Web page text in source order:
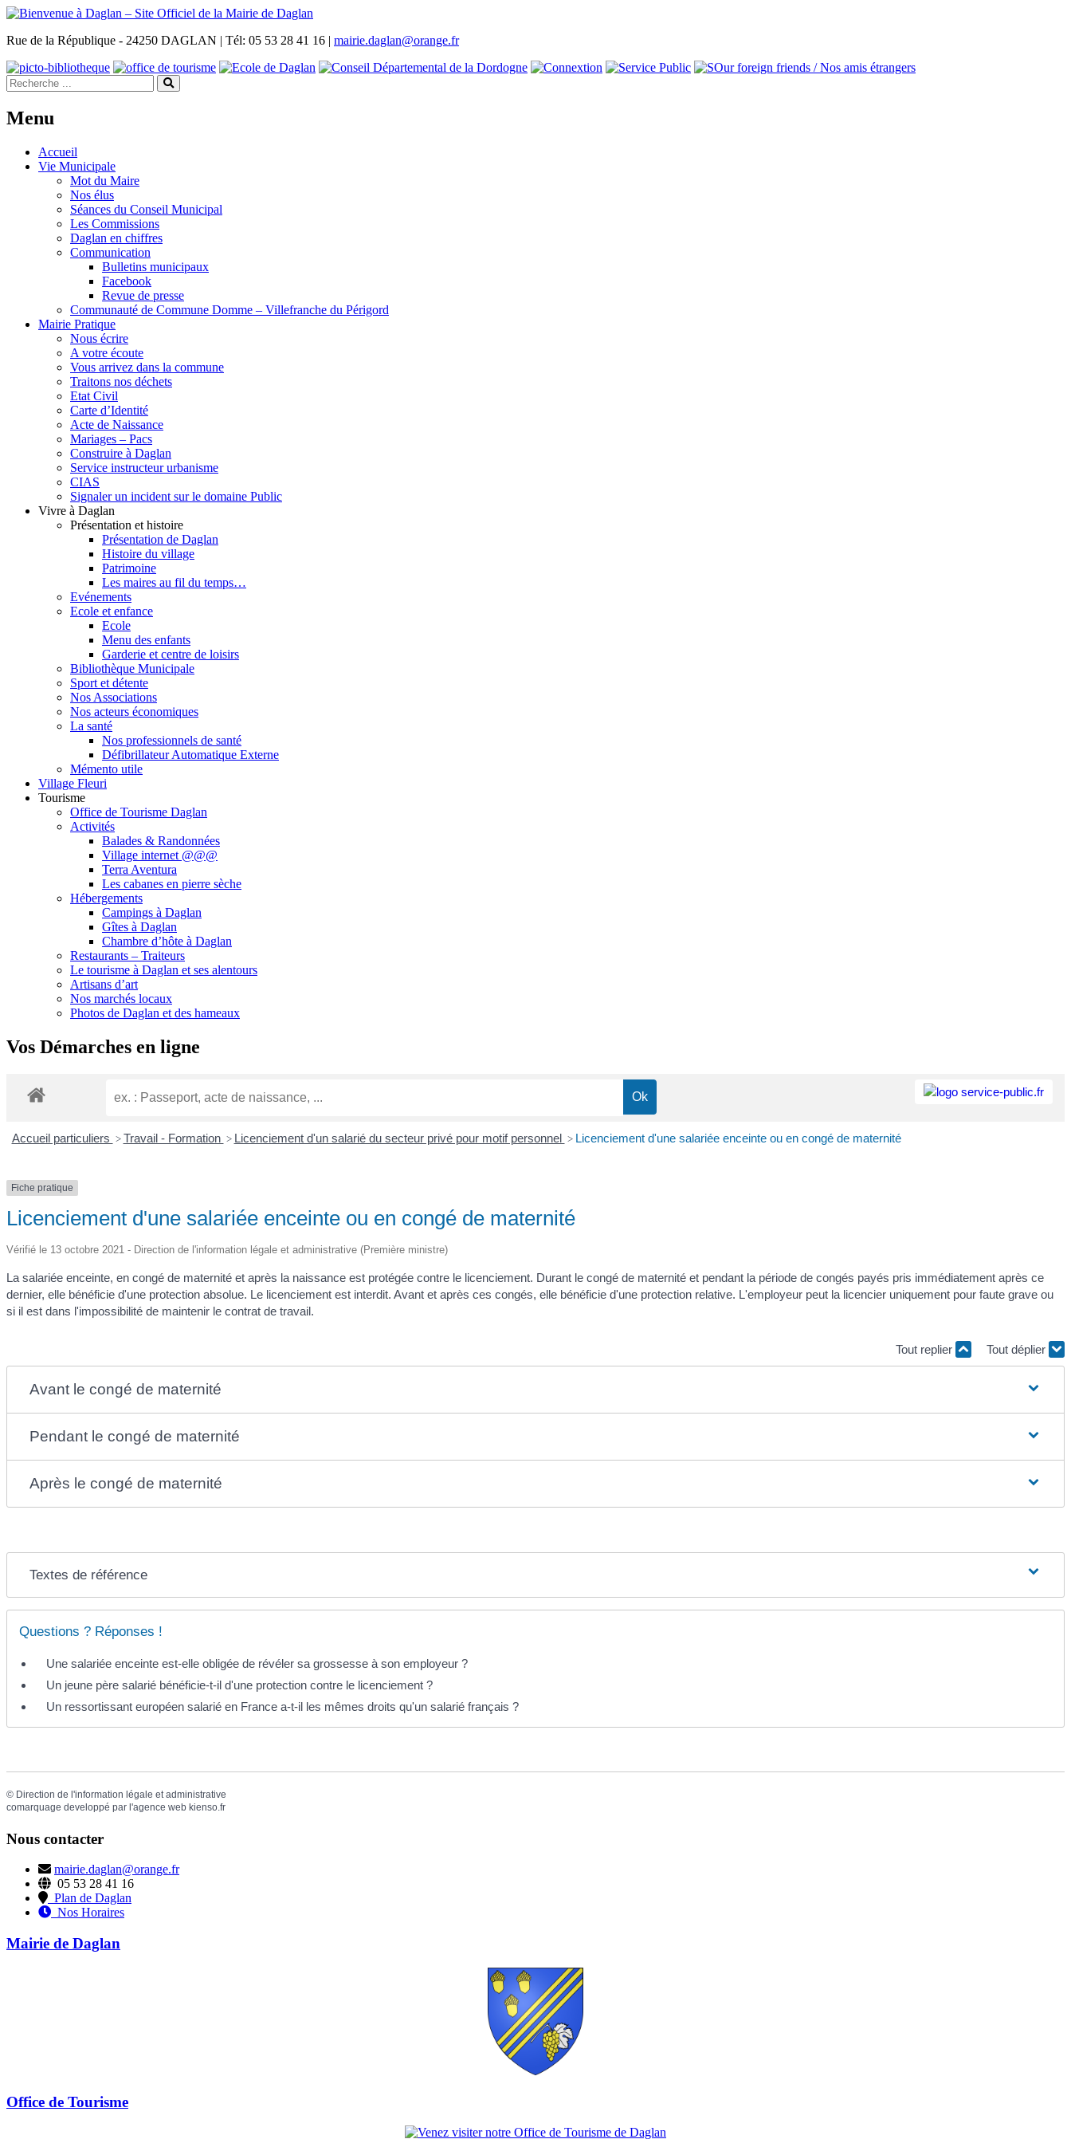
Rue de la République - 24250 DAGLAN | Tél: 05 53 28 41 16 | mairie.daglan@orange.fr
Menu
Accueil
Vie Municipale
Mot du Maire
Nos élus
Séances du Conseil Municipal
Les Commissions
Daglan en chiffres
Communication
Bulletins municipaux
Facebook
Revue de presse
Communauté de Commune Domme – Villefranche du Périgord
Mairie Pratique
Nous écrire
A votre écoute
Vous arrivez dans la commune
Traitons nos déchets
Etat Civil
Carte d’Identité
Acte de Naissance
Mariages – Pacs
Construire à Daglan
Service instructeur urbanisme
CIAS
Signaler un incident sur le domaine Public
Vivre à Daglan
Présentation et histoire
Présentation de Daglan
Histoire du village
Patrimoine
Les maires au fil du temps…
Evénements
Ecole et enfance
Ecole
Menu des enfants
Garderie et centre de loisirs
Bibliothèque Municipale
Sport et détente
Nos Associations
Nos acteurs économiques
La santé
Nos professionnels de santé
Défibrillateur Automatique Externe
Mémento utile
Village Fleuri
Tourisme
Office de Tourisme Daglan
Activités
Balades & Randonnées
Village internet @@@
Terra Aventura
Les cabanes en pierre sèche
Hébergements
Campings à Daglan
Gîtes à Daglan
Chambre d’hôte à Daglan
Restaurants – Traiteurs
Le tourisme à Daglan et ses alentours
Artisans d’art
Nos marchés locaux
Photos de Daglan et des hameaux
Vos Démarches en ligne
Accueil particuliers > Travail - Formation > Licenciement d'un salarié du secteur privé pour motif personnel > Licenciement d'une salariée enceinte ou en congé de maternité
Fiche pratique
Licenciement d'une salariée enceinte ou en congé de maternité
Vérifié le 13 octobre 2021 - Direction de l'information légale et administrative (Première ministre)
La salariée enceinte, en congé de maternité et après la naissance est protégée contre le licenciement. Durant le congé de maternité et pendant la période de congés payés pris immédiatement après ce
dernier, elle bénéficie d'une protection absolue. Le licenciement est interdit. Avant et après ces congés, elle bénéficie d'une protection relative. L'employeur peut la licencier uniquement pour faute grave ou
si il est dans l'impossibilité de maintenir le contrat de travail.
Tout replier Tout déplier
Avant le congé de maternité
Pendant le congé de maternité
Après le congé de maternité
Textes de référence
Questions ? Réponses !
Une salariée enceinte est-elle obligée de révéler sa grossesse à son employeur ?
Un jeune père salarié bénéficie-t-il d'une protection contre le licenciement ?
Un ressortissant européen salarié en France a-t-il les mêmes droits qu'un salarié français ?
© Direction de l'information légale et administrative
comarquage developpé par l'agence web kienso.fr
Nous contacter
mairie.daglan@orange.fr
05 53 28 41 16
Plan de Daglan
Nos Horaires
Mairie de Daglan
Office de Tourisme